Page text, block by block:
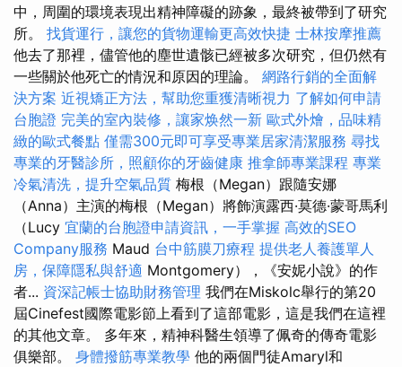
中，周圍的環境表現出精神障礙的跡象，最終被帶到了研究
所。 找貨運行，讓您的貨物運輸更高效快捷 士林按摩推薦
他去了那裡，儘管他的塵世遺骸已經被多次研究，但仍然有
一些關於他死亡的情況和原因的理論。 網路行銷的全面解
決方案 近視矯正方法，幫助您重獲清晰視力 了解如何申請
台胞證 完美的室內裝修，讓家焕然一新 歐式外燴，品味精
緻的歐式餐點 僅需300元即可享受專業居家清潔服務 尋找
專業的牙醫診所，照顧你的牙齒健康 推拿師專業課程 專業
冷氣清洗，提升空氣品質 梅根（Megan）跟隨安娜
（Anna）主演的梅根（Megan）將飾演露西·莫德·蒙哥馬利
（Lucy 宜蘭的台胞證申請資訊，一手掌握 高效的SEO
Company服務 Maud 台中筋膜刀療程 提供老人養護單人
房，保障隱私與舒適 Montgomery），《安妮小說》的作
者... 資深記帳士協助財務管理 我們在Miskolc舉行的第20
屆Cinefest國際電影節上看到了這部電影，這是我們在這裡
的其他文章。 多年來，精神科醫生領導了佩奇的傳奇電影
俱樂部。 身體撥筋專業教學 他的兩個門徒Amaryl和